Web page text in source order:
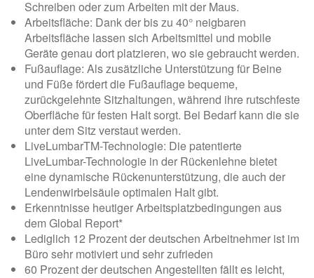
Schreiben oder zum Arbeiten mit der Maus.
Arbeitsfläche: Dank der bis zu 40° neigbaren
Arbeitsfläche lassen sich Arbeitsmittel und mobile
Geräte genau dort platzieren, wo sie gebraucht werden.
Fußauflage: Als zusätzliche Unterstützung für Beine
und Füße fördert die Fußauflage bequeme,
zurückgelehnte Sitzhaltungen, während ihre rutschfeste
Oberfläche für festen Halt sorgt. Bei Bedarf kann die sie
unter dem Sitz verstaut werden.
LiveLumbarTM-Technologie: Die patentierte
LiveLumbar-Technologie in der Rückenlehne bietet
eine dynamische Rückenunterstützung, die auch der
Lendenwirbelsäule optimalen Halt gibt.
Erkenntnisse heutiger Arbeitsplatzbedingungen aus
dem Global Report*
Lediglich 12 Prozent der deutschen Arbeitnehmer ist im
Büro sehr motiviert und sehr zufrieden
60 Prozent der deutschen Angestellten fällt es leicht,